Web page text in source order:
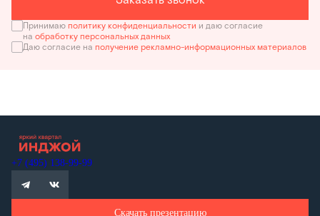
Принимаю политику конфиденциальности и даю согласие
на обработку персональных данных
Даю согласие на получение рекламно-информационных материалов
+7 (495) 138-99-99
Скачать презентацию